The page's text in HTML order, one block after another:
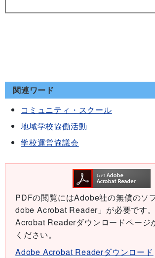
関連ワード
コミュニティ・スクール
地域学校協働活動
学校運営協議会
PDFの閲覧にはAdobe社の無償のソ
dobe Acrobat Reader」が必要です
Acrobat Readerダウンロードページ
ください。
Adobe Acrobat Readerダウンロード